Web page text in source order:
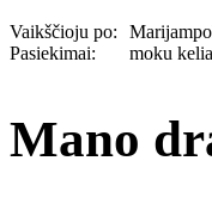
Vaikščioju po:
Pasiekimai:
moku
Mano